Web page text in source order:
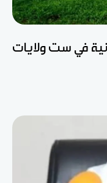
في ست ولايات